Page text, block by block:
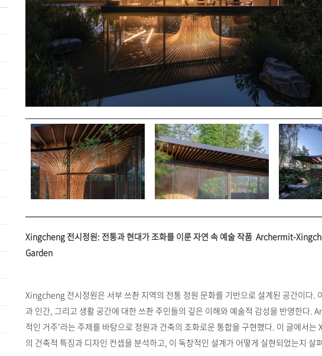
Xingcheng 전시정원: 전통과 현대가 조화를 이룬 자연 속 예술 작품 Archermit-
Garden
Xingcheng 전시정원은 서부 쓰촨 지역의 전통 정원 문화를 기반으로 설계된 공간이다.
과 인간, 그리고 생활 공간에 대한 쓰촨 주민들의 깊은 이해와 예술적 감성을 반영한다.
적인 거주'라는 주제를 바탕으로 정원과 건축의 조화로운 통합을 구현했다. 이 글에서는
의 건축적 특징과 디자인 컨셉을 분석하고, 이 독창적인 설계가 어떻게 실현되었는지 살